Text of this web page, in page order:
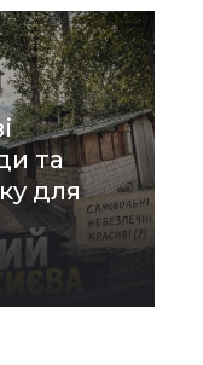
та
для